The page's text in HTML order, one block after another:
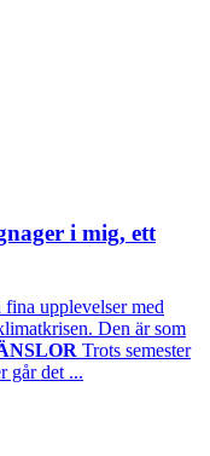
i mig, ett
fina upplevelser med
Den är som
Trots semester
går det ...